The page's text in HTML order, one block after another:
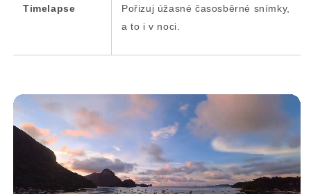
Timelapse
Pořizuj úžasné časosběrné snímky,
a to i v noci.